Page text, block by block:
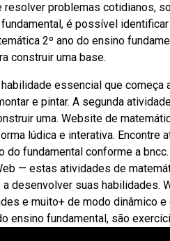
problemas cotidianos,
é possível
2º ano do ensino
construir uma base.
essencial que
e pintar. A segunda
uma. Website de
lúdica e interativa.
do fundamental conforme a
— estas atividades de
desenvolver suas
e muito+ de modo
ensino fundamental, são